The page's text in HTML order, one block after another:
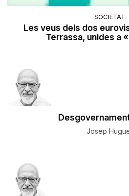
SOCIETAT
Les veus dels dos
Terrassa, unides a
Josep